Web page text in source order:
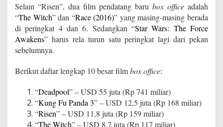
Selain “Risen”, dua film pendatang baru box office adalah
“The Witch” dan “Race (2016)” yang masing-masing berada
di peringkat 4 dan 6. Sedangkan “Star Wars: The Force
Awakens” harus rela turun satu peringkat lagi dari pekan
sebelumnya.
Berikut daftar lengkap 10 besar filmbox office:
“Deadpool” – USD 55 juta (Rp 741 miliar)
“Kung Fu Panda 3” – USD 12,5 juta (Rp 168 miliar)
“Risen” – USD 11,8 juta (Rp 159 miliar)
“The Witch” – USD 8,7 juta (Rp 117 miliar)